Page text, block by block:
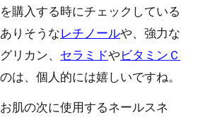
購入する時にチェックしている
りそうなレチノールや、強力な
リカン、 セラミドやビタミンＣ
は、個人的には嬉しいですね。
肌の次に使用するネールスネ